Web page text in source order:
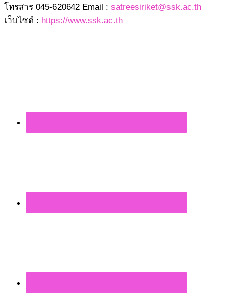
โทรสาร 045-620642 Email : satreesiriket@ssk.ac.th
เว็บไซต์ : https://www.ssk.ac.th